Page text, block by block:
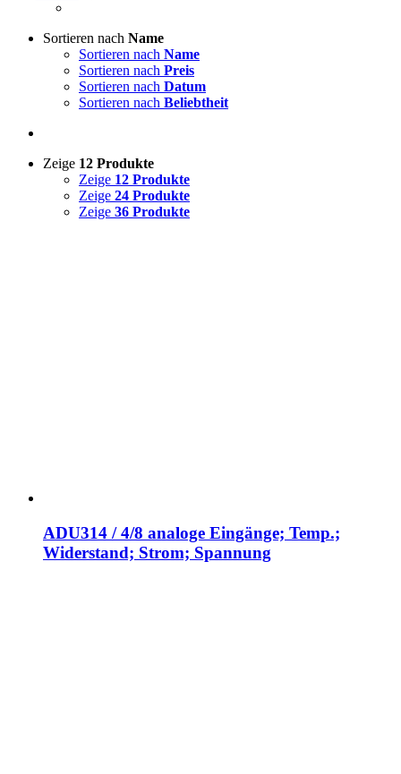
Sortieren nach Name
Sortieren nach Name
Sortieren nach Preis
Sortieren nach Datum
Sortieren nach Beliebtheit
Zeige 12 Produkte
Zeige 12 Produkte
Zeige 24 Produkte
Zeige 36 Produkte
ADU314 / 4/8 analoge Eingänge; Temp.;
Widerstand; Strom; Spannung